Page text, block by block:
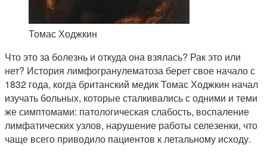
Томас Ходжкин
Что это за болезнь и откуда она взялась? Рак это или
нет? История лимфогранулематоза берет свое начало с
1832 года, когда британский медик Томас Ходжкин начал
изучать больных, которые сталкивались с одними и теми
же симптомами: патологическая слабость, воспаление
лимфатических узлов, нарушение работы селезенки, что
чаще всего приводило пациентов к летальному исходу.